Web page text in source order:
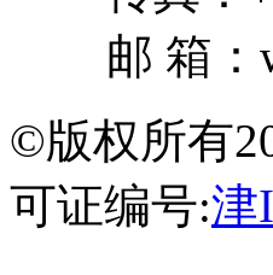
邮 箱：
©版权所有
可证编号:津